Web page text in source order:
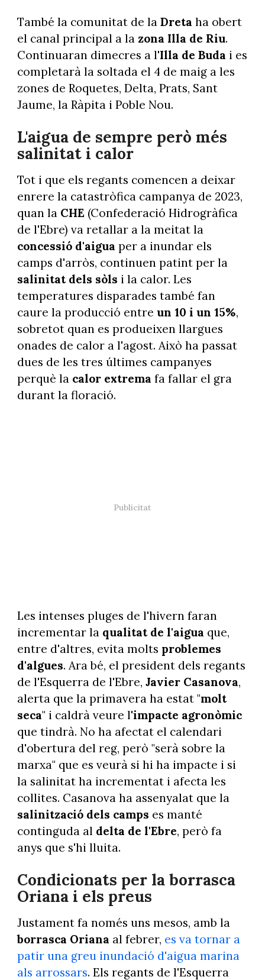
També la comunitat de la Dreta ha obert
el canal principal a la zona Illa de Riu.
Continuaran dimecres a l'Illa de Buda i es
completarà la soltada el 4 de maig a les
zones de Roquetes, Delta, Prats, Sant
Jaume, la Ràpita i Poble Nou.
L'aigua de sempre però més
salinitat i calor
Tot i que els regants comencen a deixar
enrere la catastròfica campanya de 2023,
quan la CHE (Confederació Hidrogràfica
de l'Ebre) va retallar a la meitat la
concessió d'aigua per a inundar els
camps d'arròs, continuen patint per la
salinitat dels sòls i la calor. Les
temperatures disparades també fan
caure la producció entre un 10 i un 15%,
sobretot quan es produeixen llargues
onades de calor a l'agost. Això ha passat
dues de les tres últimes campanyes
perquè la calor extrema fa fallar el gra
durant la floració.
Les intenses pluges de l'hivern faran
incrementar la qualitat de l'aigua que,
entre d'altres, evita molts problemes
d'algues. Ara bé, el president dels regants
de l'Esquerra de l'Ebre, Javier Casanova,
alerta que la primavera ha estat "molt
seca" i caldrà veure l'impacte agronòmic
que tindrà. No ha afectat el calendari
d'obertura del reg, però "serà sobre la
marxa" que es veurà si hi ha impacte i si
la salinitat ha incrementat i afecta les
collites. Casanova ha assenyalat que la
salinització dels camps es manté
continguda al delta de l'Ebre, però fa
anys que s'hi lluita.
Condicionats per la borrasca
Oriana i els preus
Justament fa només uns mesos, amb la
borrasca Oriana al febrer, es va tornar a
patir una greu inundació d'aigua marina
als arrossars. Els regants de l'Esquerra